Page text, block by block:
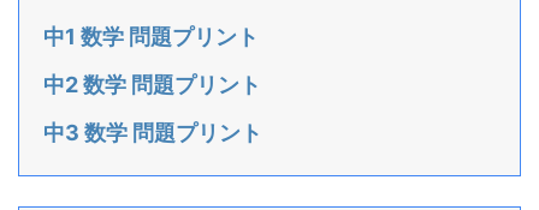
中1 数学 問題プリント
中2 数学 問題プリント
中3 数学 問題プリント